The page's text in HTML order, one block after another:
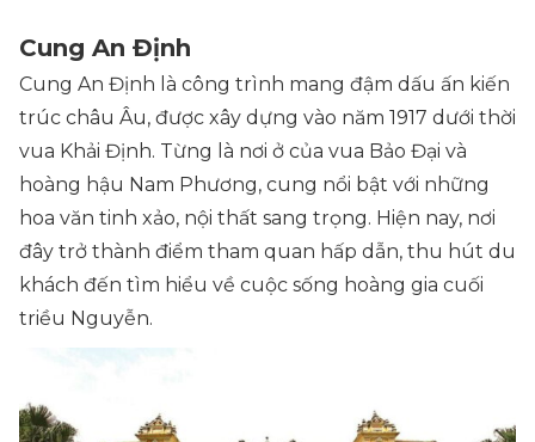
Cung An Định
Cung An Định là công trình mang đậm dấu ấn kiến
trúc châu Âu, được xây dựng vào năm 1917 dưới thời
vua Khải Định. Từng là nơi ở của vua Bảo Đại và
hoàng hậu Nam Phương, cung nổi bật với những
hoa văn tinh xảo, nội thất sang trọng. Hiện nay, nơi
đây trở thành điểm tham quan hấp dẫn, thu hút du
khách đến tìm hiểu về cuộc sống hoàng gia cuối
triều Nguyễn.